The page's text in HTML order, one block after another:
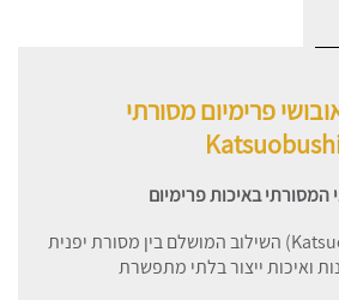
פרימיום מסורתי
באיכות פרימיום
שבבי הבוניטו (Katsuobushi) השילוב המושלם בין מסורת יפנית
ואיכות ייצור בלתי מתפשרת